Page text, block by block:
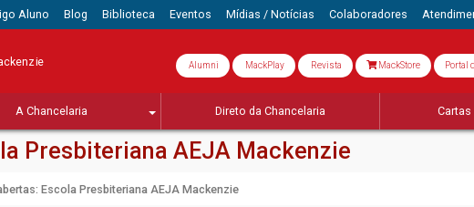
Aluno Blog Biblioteca Eventos Mídias / Notícias Colaboradores
Alumni MackPlay Revista MackStore Portal
A Chancelaria Direto da Chancelaria Cartas
Presbiteriana AEJA Mackenzie
Escola Presbiteriana AEJA Mackenzie